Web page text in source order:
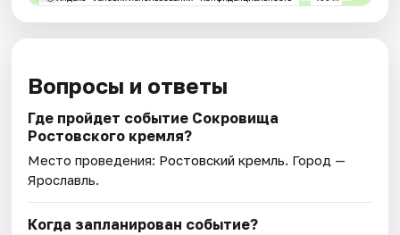
Вопросы и ответы
Где пройдет событие Сокровища
Ростовского кремля?
Место проведения: Ростовский кремль. Город —
Ярославль.
Когда запланирован событие?